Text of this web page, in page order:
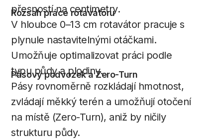
přesností na centimetry.
Rozsah práce rotavátoru
V hloubce 0–13 cm rotavátor pracuje s
plynule nastavitelnými otáčkami.
Umožňuje optimalizovat práci podle
typu půdy a plodiny.
Pásový podvozek a Zero-Turn
Pásy rovnoměrně rozkládají hmotnost,
zvládají měkký terén a umožňují otočení
na místě (Zero-Turn), aniž by ničily
strukturu půdy.